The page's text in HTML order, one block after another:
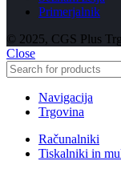
Primerjalnik
© 2025, CGS Plus
Close
Navigacija
Trgovina
Računalniki
Tiskalniki in